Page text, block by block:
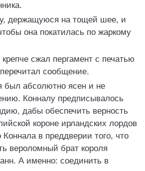
держащуюся на тощей шее, и
она покатилась по жаркому
сжал пергамент с печатью
сообщение.
был абсолютно ясен и не
Конналу предписывалось
дабы обеспечить верность
короне ирландских лордов
Коннала в преддверии того, что
вероломный брат короля
А именно: соединить в